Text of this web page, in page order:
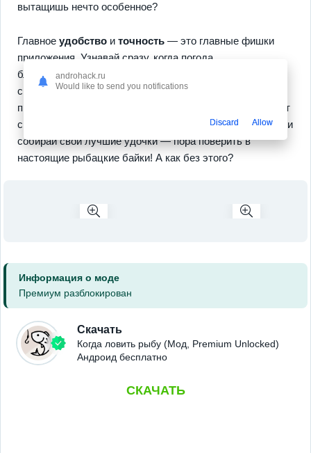
вытащишь нечто особенное?
Главное удобство и точность — это главные фишки
приложения. Узнавай сразу, когда погода
благоприятствует, и наслаждайся рыбалкой без
сюрпризов. И еще немного приятных сюрпризов:
приложение работает
, так что даже там, где нет
сигнала, твой помощник всегда рядом. Зайди, попробуй и
собирай свои лучшие удочки — пора поверить в
настоящие рыбацкие байки! А как без этого?
Информация о моде
Премиум разблокирован
Скачать
Когда ловить рыбу (Мод, Premium Unlocked)
Андроид бесплатно
СКАЧАТЬ
androhack.ru
Would like to send you notifications
Discard Allow